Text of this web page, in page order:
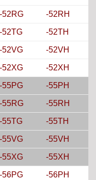
-52RG -52RH
-52TG -52TH
-52VG -52VH
-52XG -52XH
-55PG -55PH
-55RG -55RH
-55TG -55TH
-55VG -55VH
-55XG -55XH
-56PG -56PH